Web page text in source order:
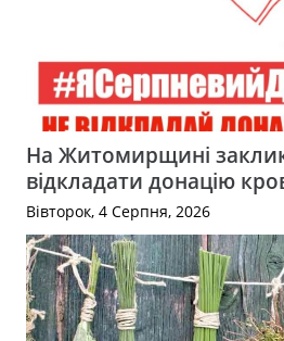
На Житомирщині
відкладати донацію
Вівторок, 4 Серпня, 2026